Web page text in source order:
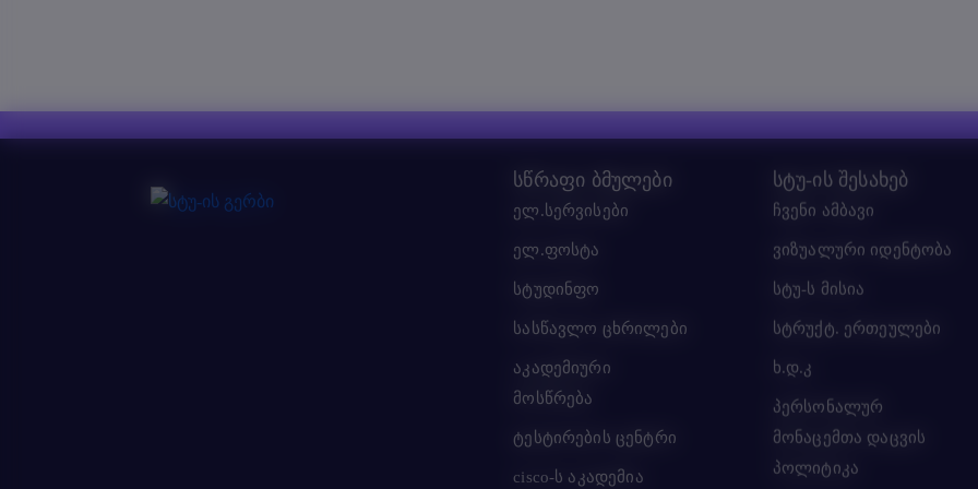
სწრაფი ბმულები
ელ.სერვისები
ელ.ფოსტა
სტუდინფო
სასწავლო ცხრილები
აკადემიური
მოსწრება
ტესტირების ცენტრი
cisco-ს აკადემია
სტუ-ის შესახებ
ჩვენი ამბავი
ვიზუალური იდენტობა
სტუ-ს მისია
სტრუქტ. ერთეულები
ხ.დ.კ
პერსონალურ
მონაცემთა დაცვის
პოლიტიკა